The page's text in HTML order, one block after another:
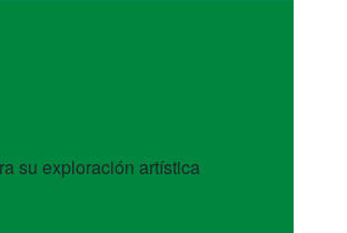
su exploración artística